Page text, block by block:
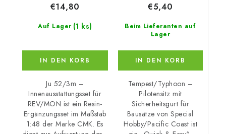
Auf Lager (1 ks)
€14,80
IN DEN KORB
Ju 52/3m –
Innenausstattungsset für
REV/MON ist ein Resin-
Ergänzungsset im Maßstab
1:48 der Marke CMK. Es
Beim Lieferanten auf
Lager
€5,40
IN DEN KORB
Tempest/Typhoon –
Pilotensitz mit
Sicherheitsgurt für
Bausätze von Special
Hobby/Pacific Coast ist